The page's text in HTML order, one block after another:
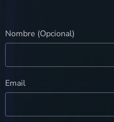
Nombre (Opcional)
Email